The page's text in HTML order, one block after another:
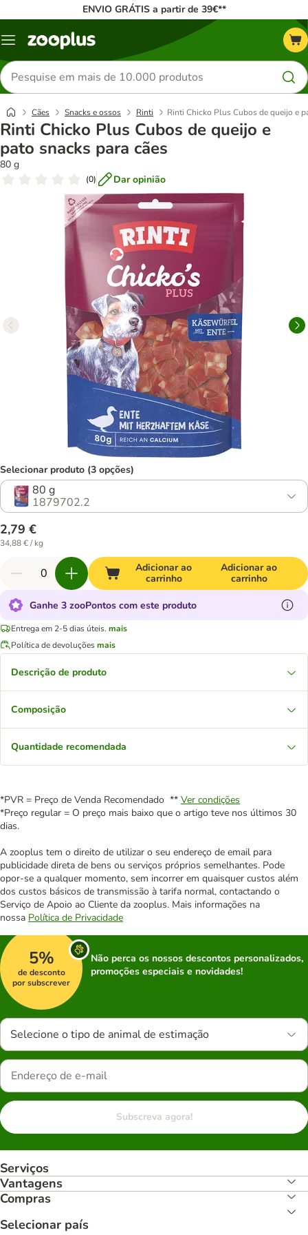
ENVIO GRÁTIS a partir de 39€**
Menu
Pesquisar
produtos
Cães Snacks e ossos Rinti Rinti Chicko Plus Cubos de queijo e
Rinti Chicko Plus Cubos de queijo e
pato snacks para cães
80 g
(0) Dar opinião
Selecionar produto (3 opções)
80 g
1879702.2
2,79 €
34,88 € / kg
Adicionar ao
carrinho
Adicionar ao
carrinho
Ganhe 3 zooPontos com este produto
Entrega em 2-5 dias úteis. mais
Política de devoluçõesmais
Descrição de produto
Composição
Quantidade recomendada
*PVR = Preço de Venda Recomendado ** Ver condições
*Preço regular = O preço mais baixo que o artigo teve nos últimos 30
dias.
A zooplus tem o direito de utilizar o seu endereço de email para
publicidade direta de bens ou serviços próprios semelhantes. Pode
opor-se a qualquer momento, sem incorrer em quaisquer custos além
dos custos básicos de transmissão à tarifa normal, contactando o
Serviço de Apoio ao Cliente da zooplus. Mais informações na
nossa Política de Privacidade
5%
de desconto
por subscrever
Não perca os nossos descontos personalizados,
promoções especiais e novidades!
Selecione o tipo de animal de estimação
Subscreva agora!
Serviços
Vantagens
Compras
Selecionar país